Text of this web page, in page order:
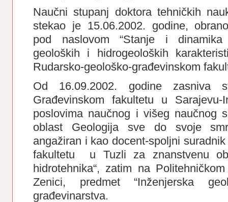
Naučni stupanj doktora tehničkih
stekao je 15.06.2002. godine,
pod naslovom “Stanje i dinamika
geoloških i hidrogeoloških
Rudarsko-geološko-građevinskom
Od 16.09.2002. godine zasniva
Građevinskom fakultetu u
poslovima naučnog i višeg naučnog
oblast Geologija sve do svoje
angažiran i kao docent-spoljni
fakultetu u Tuzli za znanstvenu
hidrotehnika“, zatim na
Zenici, predmet “Inženjerska
građevinarstva.